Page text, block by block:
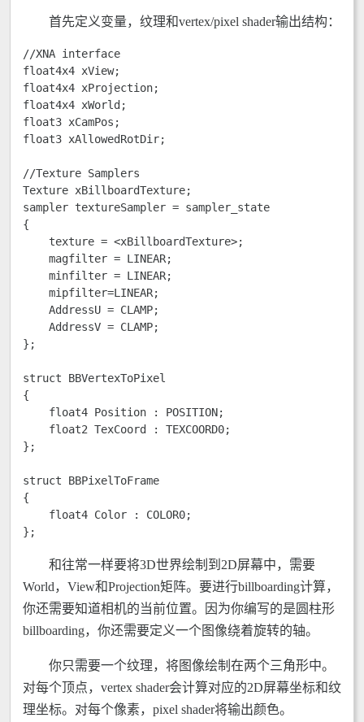
首先定义变量，纹理和vertex/pixel shader输出结构：
//XNA interface
float4x4 xView;
float4x4 xProjection;
float4x4 xWorld;
float3 xCamPos;
float3 xAllowedRotDir;
//Texture Samplers
Texture xBillboardTexture;
sampler textureSampler = sampler_state
{
    texture = <xBillboardTexture>;
    magfilter = LINEAR;
    minfilter = LINEAR;
    mipfilter=LINEAR;
    AddressU = CLAMP;
    AddressV = CLAMP;
};
struct BBVertexToPixel
{
    float4 Position : POSITION;
    float2 TexCoord : TEXCOORD0;
};
struct BBPixelToFrame
{
    float4 Color : COLOR0;
};
和往常一样要将3D世界绘制到2D屏幕中，需要
World，View和Projection矩阵。要进行billboarding计算，
你还需要知道相机的当前位置。因为你编写的是圆柱形
billboarding，你还需要定义一个图像绕着旋转的轴。
你只需要一个纹理，将图像绘制在两个三角形中。
对每个顶点，vertex shader会计算对应的2D屏幕坐标和纹
理坐标。对每个像素，pixel shader将输出颜色。